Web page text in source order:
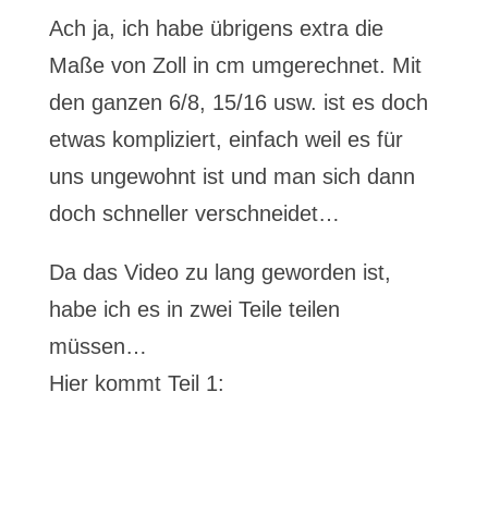
Ach ja, ich habe übrigens extra die
Maße von Zoll in cm umgerechnet. Mit
den ganzen 6/8, 15/16 usw. ist es doch
etwas kompliziert, einfach weil es für
uns ungewohnt ist und man sich dann
doch schneller verschneidet…
Da das Video zu lang geworden ist,
habe ich es in zwei Teile teilen
müssen…
Hier kommt Teil 1: